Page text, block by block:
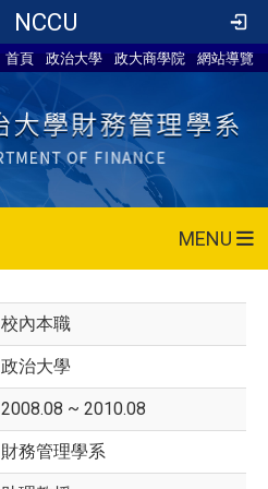
NCCU
首頁 政治大學 政大商學院 網站導覽
MENU
校內本職
政治大學
2008.08 ~ 2010.08
財務管理學系